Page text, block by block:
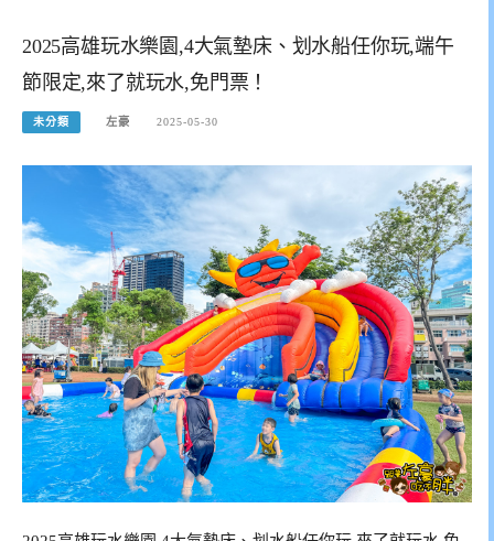
2025高雄玩水樂園,4大氣墊床、划水船任你玩,端午
節限定,來了就玩水,免門票！
未分類 左豪 2025-05-30